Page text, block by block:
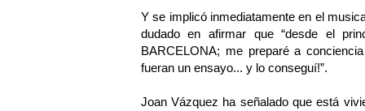
Y se implicó inmediatamente en el
dudado en afirmar que “desde el
BARCELONA; me preparé a
fueran un ensayo... y lo conseguí!”.
Joan Vázquez ha señalado que está